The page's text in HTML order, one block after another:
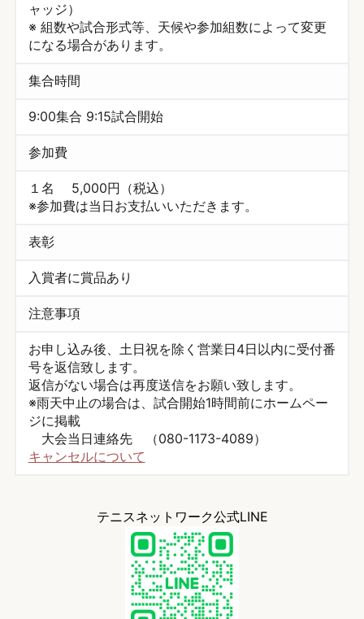
ャッジ）
※ 組数や試合形式等、天候や参加組数によって変更
になる場合があります。
集合時間
9:00集合 9:15試合開始
参加費
１名 5,000円（税込）
※参加費は当日お支払いいただきます。
表彰
入賞者に賞品あり
注意事項
お申し込み後、土日祝を除く営業日4日以内に受付番
号を返信致します。
返信がない場合は再度送信をお願い致します。
※雨天中止の場合は、試合開始1時間前にホームペー
ジに掲載
大会当日連絡先 （080-1173-4089）
キャンセルについて
テニスネットワーク公式LINE